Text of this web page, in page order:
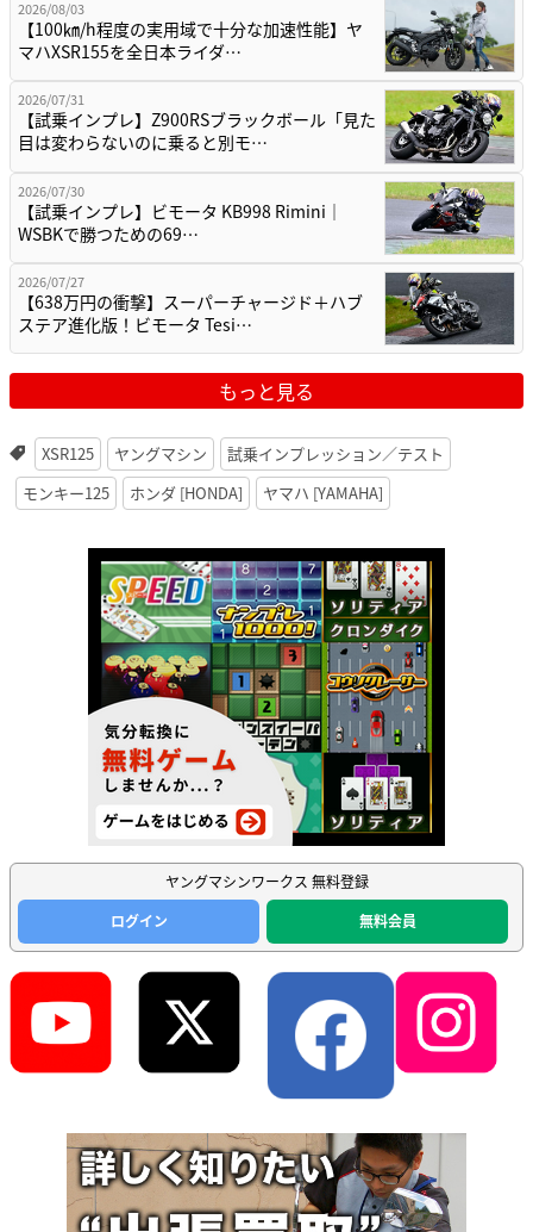
2026/08/03
【100㎞/h程度の実用域で十分な加速性能】ヤ
マハXSR155を全日本ライダ…
2026/07/31
【試乗インプレ】Z900RSブラックボール「見た
目は変わらないのに乗ると別モ…
2026/07/30
【試乗インプレ】ビモータ KB998 Rimini｜
WSBKで勝つための69…
2026/07/27
【638万円の衝撃】スーパーチャージド＋ハブ
ステア進化版！ビモータ Tesi…
もっと見る
XSR125 ヤングマシン
試乗インプレッション／テスト
モンキー125
ホンダ [HONDA] ヤマハ [YAMAHA]
ヤングマシンワークス 無料登録
ログイン
無料会員